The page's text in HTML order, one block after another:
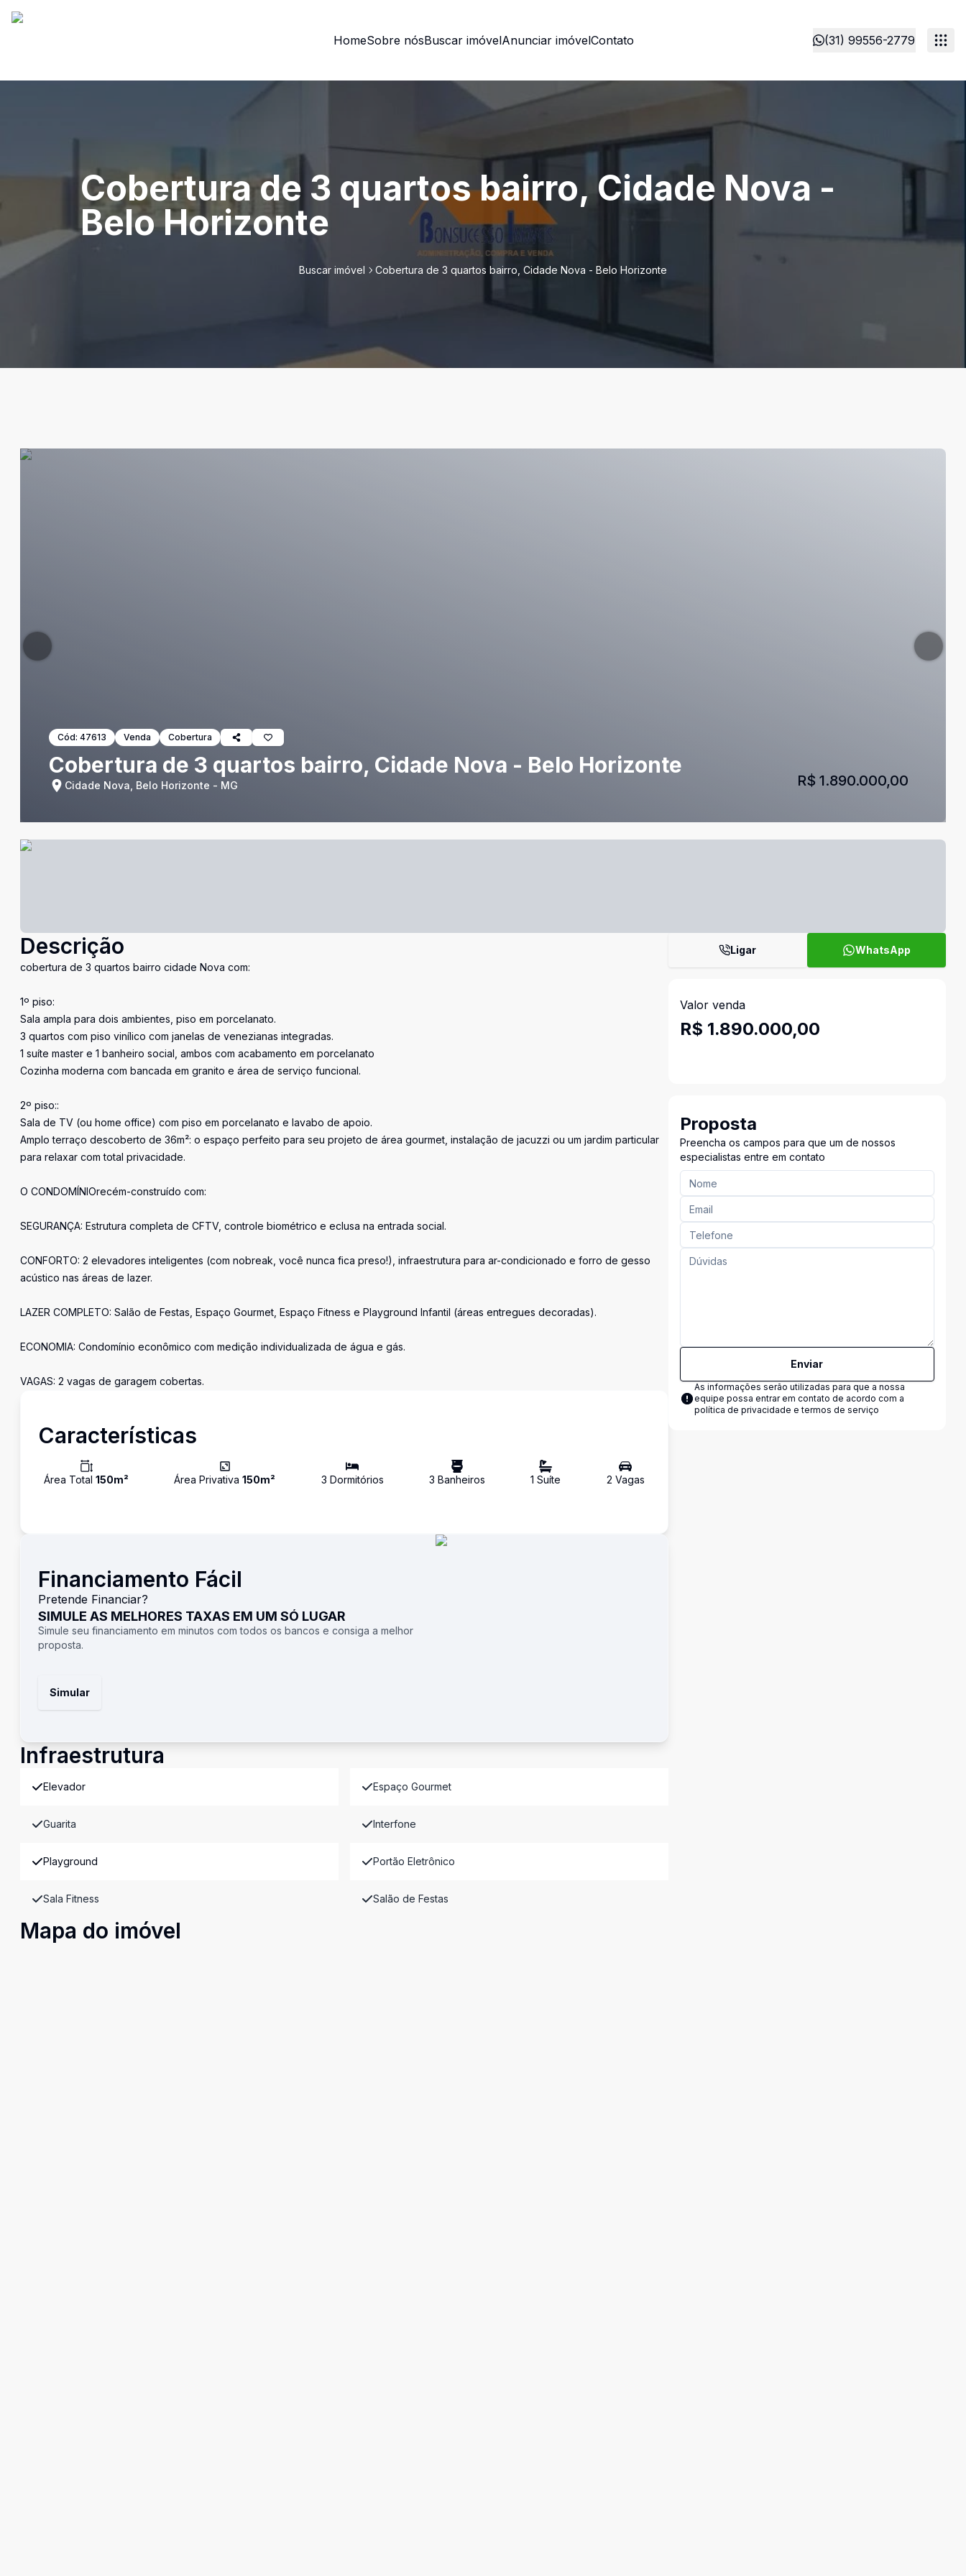
HomeSobre nósBuscar imóvelAnunciar imóvelContato (31) 99556-2779
Cobertura de 3 quartos bairro, Cidade Nova -
Belo Horizonte
Buscar imóvel Cobertura de 3 quartos bairro, Cidade Nova - Belo Horizonte
Cód: 47613 Venda Cobertura
Cobertura de 3 quartos bairro, Cidade Nova - Belo Horizonte
Cidade Nova, Belo Horizonte - MG R$ 1.890.000,00
Descrição
cobertura de 3 quartos bairro cidade Nova com:
1º piso:
Sala ampla para dois ambientes, piso em porcelanato.
3 quartos com piso vinílico com janelas de venezianas integradas.
1 suíte master e 1 banheiro social, ambos com acabamento em porcelanato
Cozinha moderna com bancada em granito e área de serviço funcional.
2º piso::
Sala de TV (ou home office) com piso em porcelanato e lavabo de apoio.
Amplo terraço descoberto de 36m²: o espaço perfeito para seu projeto de área gourmet, instalação de jacuzzi ou um jardim particular
para relaxar com total privacidade.
O CONDOMÍNIOrecém-construído com:
SEGURANÇA: Estrutura completa de CFTV, controle biométrico e eclusa na entrada social.
CONFORTO: 2 elevadores inteligentes (com nobreak, você nunca fica preso!), infraestrutura para ar-condicionado e forro de gesso
acústico nas áreas de lazer.
LAZER COMPLETO: Salão de Festas, Espaço Gourmet, Espaço Fitness e Playground Infantil (áreas entregues decoradas).
ECONOMIA: Condomínio econômico com medição individualizada de água e gás.
VAGAS: 2 vagas de garagem cobertas.
Características
Área Total 150m² Área Privativa150m² 3 Dormitórios 3 Banheiros 1 Suíte 2 Vagas
Financiamento Fácil
Pretende Financiar?
SIMULE AS MELHORES TAXAS EM UM SÓ LUGAR
Simule seu financiamento em minutos com todos os bancos e consiga a melhor
proposta.
Simular
Infraestrutura
Elevador Espaço Gourmet
Guarita Interfone
Playground Portão Eletrônico
Sala Fitness Salão de Festas
Mapa do imóvel
Ligar WhatsApp
Valor venda
R$ 1.890.000,00
Proposta
Preencha os campos para que um de nossos
especialistas entre em contato
Enviar
As informações serão utilizadas para que a nossa
equipe possa entrar em contato de acordo com a
política de privacidade e termos de serviço